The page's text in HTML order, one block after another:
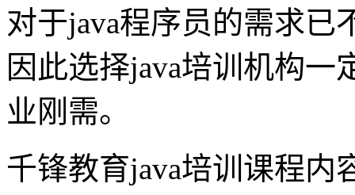
对于java程序员的需求已
因此选择java培训机构
业刚需。
千锋教育java培训课程内